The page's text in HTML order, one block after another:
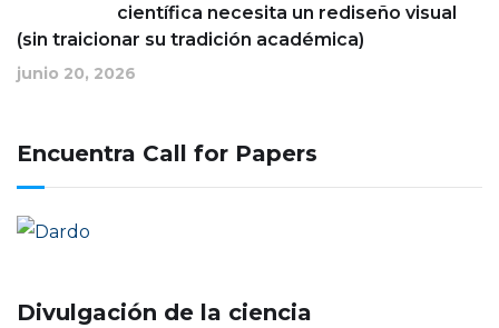
científica necesita un rediseño visual
(sin traicionar su tradición académica)
junio 20, 2026
Encuentra Call for Papers
Divulgación de la ciencia